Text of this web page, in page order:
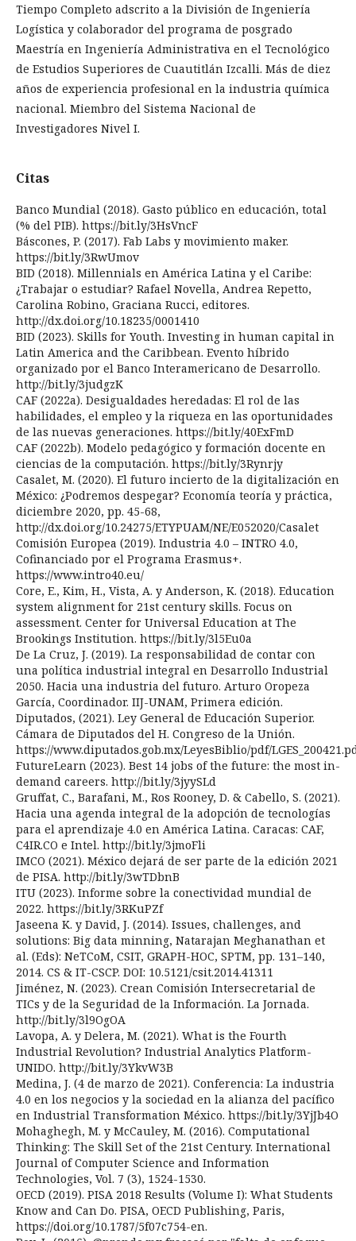
Tiempo Completo adscrito a la División de Ingeniería
Logística y colaborador del programa de posgrado
Maestría en Ingeniería Administrativa en el Tecnológico
de Estudios Superiores de Cuautitlán Izcalli. Más de diez
años de experiencia profesional en la industria química
nacional. Miembro del Sistema Nacional de
Investigadores Nivel I.
Citas
Banco Mundial (2018). Gasto público en educación, total
(% del PIB). https://bit.ly/3HsVncF
Báscones, P. (2017). Fab Labs y movimiento maker.
https://bit.ly/3RwUmov
BID (2018). Millennials en América Latina y el Caribe:
¿Trabajar o estudiar? Rafael Novella, Andrea Repetto,
Carolina Robino, Graciana Rucci, editores.
http://dx.doi.org/10.18235/0001410
BID (2023). Skills for Youth. Investing in human capital in
Latin America and the Caribbean. Evento híbrido
organizado por el Banco Interamericano de Desarrollo.
http://bit.ly/3judgzK
CAF (2022a). Desigualdades heredadas: El rol de las
habilidades, el empleo y la riqueza en las oportunidades
de las nuevas generaciones. https://bit.ly/40ExFmD
CAF (2022b). Modelo pedagógico y formación docente en
ciencias de la computación. https://bit.ly/3Rynrjy
Casalet, M. (2020). El futuro incierto de la digitalización en
México: ¿Podremos despegar? Economía teoría y práctica,
diciembre 2020, pp. 45-68,
http://dx.doi.org/10.24275/ETYPUAM/NE/E052020/Casalet
Comisión Europea (2019). Industria 4.0 – INTRO 4.0,
Cofinanciado por el Programa Erasmus+.
https://www.intro40.eu/
Core, E., Kim, H., Vista, A. y Anderson, K. (2018). Education
system alignment for 21st century skills. Focus on
assessment. Center for Universal Education at The
Brookings Institution. https://bit.ly/3l5Eu0a
De La Cruz, J. (2019). La responsabilidad de contar con
una política industrial integral en Desarrollo Industrial
2050. Hacia una industria del futuro. Arturo Oropeza
García, Coordinador. IIJ-UNAM, Primera edición.
Diputados, (2021). Ley General de Educación Superior.
Cámara de Diputados del H. Congreso de la Unión.
https://www.diputados.gob.mx/LeyesBiblio/pdf/
FutureLearn (2023). Best 14 jobs of the future: the most in-
demand careers. http://bit.ly/3jyySLd
Gruffat, C., Barafani, M., Ros Rooney, D. & Cabello, S. (2021).
Hacia una agenda integral de la adopción de tecnologías
para el aprendizaje 4.0 en América Latina. Caracas: CAF,
C4IR.CO e Intel. http://bit.ly/3jmoFli
IMCO (2021). México dejará de ser parte de la edición 2021
de PISA. http://bit.ly/3wTDbnB
ITU (2023). Informe sobre la conectividad mundial de
2022. https://bit.ly/3RKuPZf
Jaseena K. y David, J. (2014). Issues, challenges, and
solutions: Big data minning, Natarajan Meghanathan et
al. (Eds): NeTCoM, CSIT, GRAPH-HOC, SPTM, pp. 131–140,
2014. CS & IT-CSCP. DOI: 10.5121/csit.2014.41311
Jiménez, N. (2023). Crean Comisión Intersecretarial de
TICs y de la Seguridad de la Información. La Jornada.
http://bit.ly/3l9OgOA
Lavopa, A. y Delera, M. (2021). What is the Fourth
Industrial Revolution? Industrial Analytics Platform-
UNIDO. http://bit.ly/3YkvW3B
Medina, J. (4 de marzo de 2021). Conferencia: La industria
4.0 en los negocios y la sociedad en la alianza del pacífico
en Industrial Transformation México. https://bit.ly/3YjJb4O
Mohaghegh, M. y McCauley, M. (2016). Computational
Thinking: The Skill Set of the 21st Century. International
Journal of Computer Science and Information
Technologies, Vol. 7 (3), 1524-1530.
OECD (2019). PISA 2018 Results (Volume I): What Students
Know and Can Do. PISA, OECD Publishing, Paris,
https://doi.org/10.1787/5f07c754-en.